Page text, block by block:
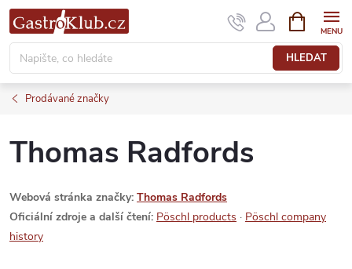
Přejít
na
obsah
HLEDAT
NÁKUPNÍ
KOŠÍK
Prodávané značky
Thomas Radfords
Webová stránka značky: Thomas Radfords
Oficiální zdroje a další čtení: Pöschl products · Pöschl company
history